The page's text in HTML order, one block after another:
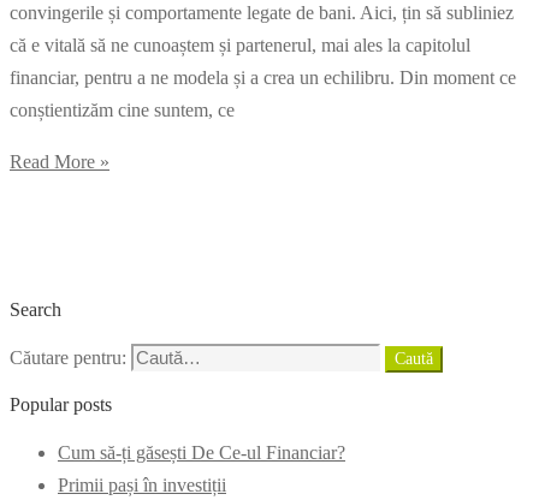
convingerile și comportamente legate de bani. Aici, țin să subliniez
că e vitală să ne cunoaștem și partenerul, mai ales la capitolul
financiar, pentru a ne modela și a crea un echilibru. Din moment ce
conștientizăm cine suntem, ce
Read More »
Search
Căutare pentru: Caută
Popular posts
Cum să-ți găsești De Ce-ul Financiar?
Primii pași în investiții